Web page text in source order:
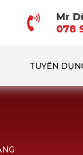
Mr
078
TUYỂN